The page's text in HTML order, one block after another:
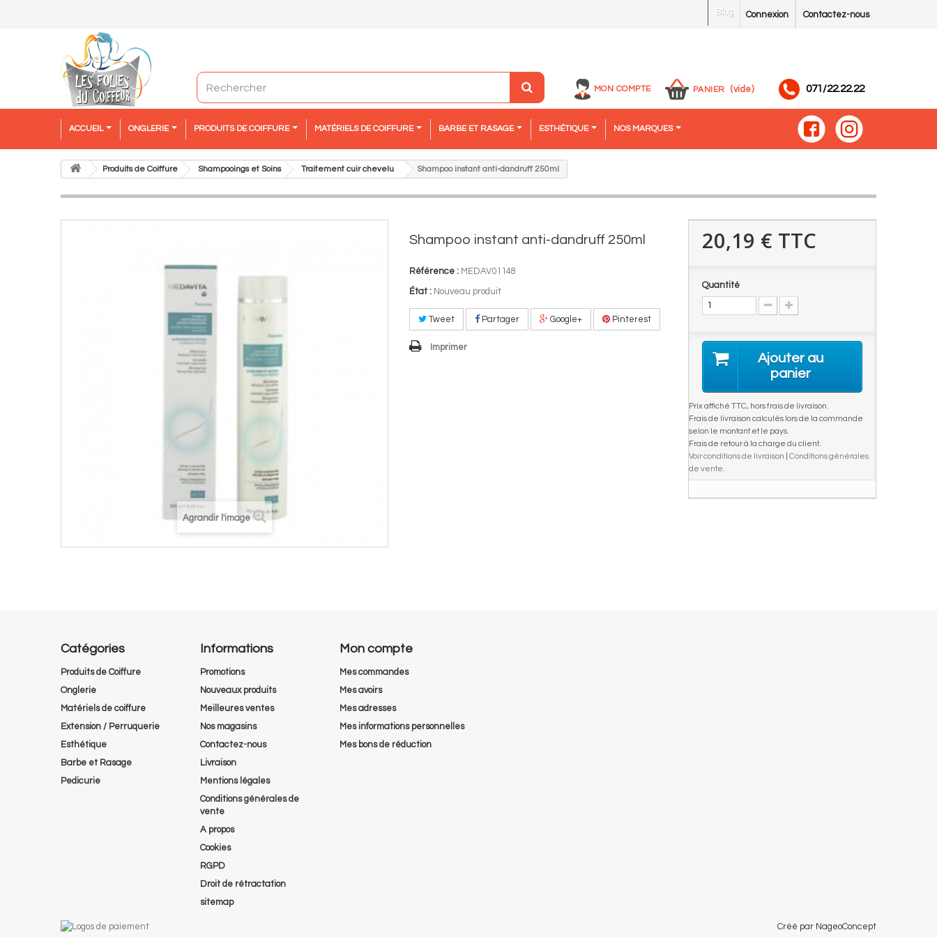
Contactez-nous
Connexion
Blog
MON COMPTE PANIER (vide) 071/22.22.22
ACCUEIL ONGLERIE PRODUITS DE COIFFURE MATÉRIELS DE COIFFURE BARBE ET RASAGE ESTHÉTIQUE NOS MARQUES
Produits de Coiffure Shampooings et Soins Traitement cuir chevelu Shampoo instant anti-dandruff 250ml
Agrandir l'image
Shampoo instant anti-dandruff 250ml
Référence : MEDAV01148
État : Nouveau produit
Tweet Partager Google+ Pinterest
Imprimer
20,19 € TTC
Quantité
Ajouter au
panier
Prix affiché TTC, hors frais de livraison.
Frais de livraison calculés lors de la commande
selon le montant et le pays.
Frais de retour à la charge du client.
Voir conditions de livraison
Conditions générales
de vente
Catégories
Produits de Coiffure
Onglerie
Matériels de coiffure
Extension / Perruquerie
Esthétique
Barbe et Rasage
Pedicurie
Informations
Promotions
Nouveaux produits
Meilleures ventes
Nos magasins
Contactez-nous
Livraison
Mentions légales
Conditions générales de
vente
A propos
Cookies
RGPD
Droit de rétractation
sitemap
Mon compte
Mes commandes
Mes avoirs
Mes adresses
Mes informations personnelles
Mes bons de réduction
Créé par NageoConcept